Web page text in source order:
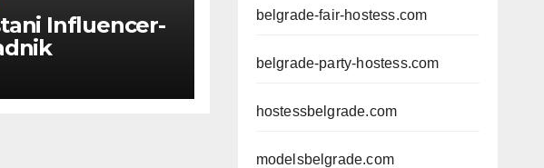
Influencer-
belgrade-fair-hostess.com
belgrade-party-hostess.com
hostessbelgrade.com
modelsbelgrade.com